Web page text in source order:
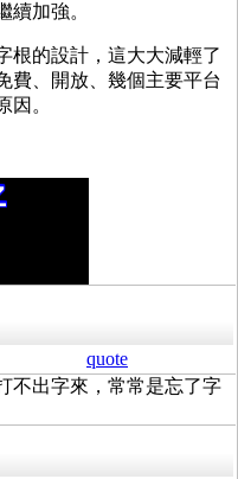
續加強。
根的設計，這大大減輕了
費、開放、幾個主要平台
因。
quote
不出字來，常常是忘了字